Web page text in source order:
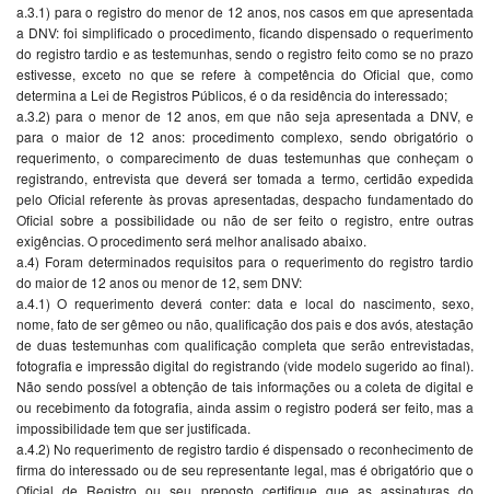
a.3.1) para o registro do menor de 12 anos, nos casos em que apresentada
a DNV: foi simplificado o procedimento, ficando dispensado o requerimento
do registro tardio e as testemunhas, sendo o registro feito como se no prazo
estivesse, exceto no que se refere à competência do Oficial que, como
determina a Lei de Registros Públicos, é o da residência do interessado;
a.3.2) para o menor de 12 anos, em que não seja apresentada a DNV, e
para o maior de 12 anos: procedimento complexo, sendo obrigatório o
requerimento, o comparecimento de duas testemunhas que conheçam o
registrando, entrevista que deverá ser tomada a termo, certidão expedida
pelo Oficial referente às provas apresentadas, despacho fundamentado do
Oficial sobre a possibilidade ou não de ser feito o registro, entre outras
exigências. O procedimento será melhor analisado abaixo.
a.4) Foram determinados requisitos para o requerimento do registro tardio
do maior de 12 anos ou menor de 12, sem DNV:
a.4.1) O requerimento deverá conter: data e local do nascimento, sexo,
nome, fato de ser gêmeo ou não, qualificação dos pais e dos avós, atestação
de duas testemunhas com qualificação completa que serão entrevistadas,
fotografia e impressão digital do registrando (vide modelo sugerido ao final).
Não sendo possível a obtenção de tais informações ou a coleta de digital e
ou recebimento da fotografia, ainda assim o registro poderá ser feito, mas a
impossibilidade tem que ser justificada.
a.4.2) No requerimento de registro tardio é dispensado o reconhecimento de
firma do interessado ou de seu representante legal, mas é obrigatório que o